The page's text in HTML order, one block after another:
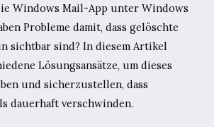
Windows Mail-App unter Windows
Probleme damit, dass gelöschte
sichtbar sind? In diesem Artikel
Lösungsansätze, um dieses
und sicherzustellen, dass
dauerhaft verschwinden.